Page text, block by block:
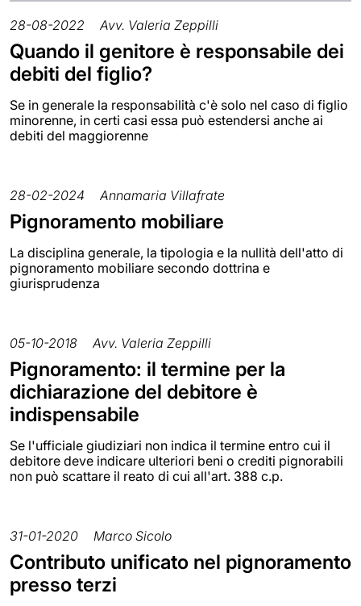
28-08-2022 Avv. Valeria Zeppilli
Quando il genitore è responsabile dei
debiti del figlio?
Se in generale la responsabilità c'è solo nel caso di figlio
minorenne, in certi casi essa può estendersi anche ai
debiti del maggiorenne
28-02-2024 Annamaria Villafrate
Pignoramento mobiliare
La disciplina generale, la tipologia e la nullità dell'atto di
pignoramento mobiliare secondo dottrina e
giurisprudenza
05-10-2018 Avv. Valeria Zeppilli
Pignoramento: il termine per la
dichiarazione del debitore è
indispensabile
Se l'ufficiale giudiziari non indica il termine entro cui il
debitore deve indicare ulteriori beni o crediti pignorabili
non può scattare il reato di cui all'art. 388 c.p.
31-01-2020 Marco Sicolo
Contributo unificato nel pignoramento
presso terzi